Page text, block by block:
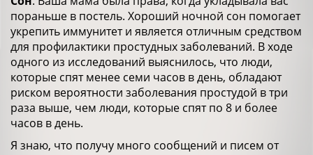
пораньше в постель. Хороший ночной сон помогает
укрепить иммунитет и является отличным средством
для профилактики простудных заболеваний. В ходе
одного из исследований выяснилось, что люди,
которые спят менее семи часов в день, обладают
риском вероятности заболевания простудой в три
раза выше, чем люди, которые спят по 8 и более
часов в день.
Я знаю, что получу много сообщений и писем от